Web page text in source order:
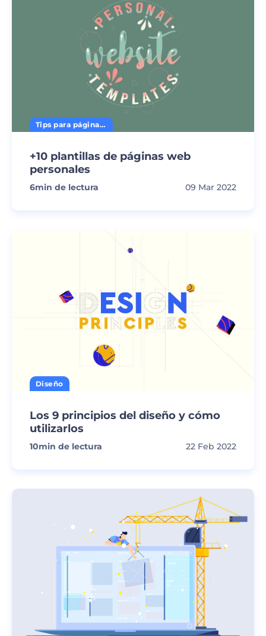
Tips para página web
+10 plantillas de páginas web
personales
6min de lectura 09 Mar 2022
Diseño
Los 9 principios del diseño y cómo
utilizarlos
10min de lectura 22 Feb 2022